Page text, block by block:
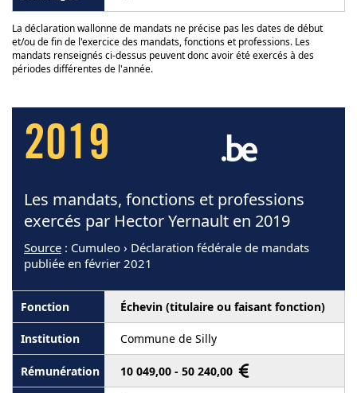
La déclaration wallonne de mandats ne précise pas les dates de début
et/ou de fin de l'exercice des mandats, fonctions et professions. Les
mandats renseignés ci-dessus peuvent donc avoir été exercés à des
périodes différentes de l'année.
2019
Les mandats, fonctions et professions
exercés par Hector Yernault en 2019
Source : Cumuleo › Déclaration fédérale de mandats
publiée en février 2021
Échevin (titulaire ou faisant fonction)
Commune de Silly
10 049,00 - 50 240,00